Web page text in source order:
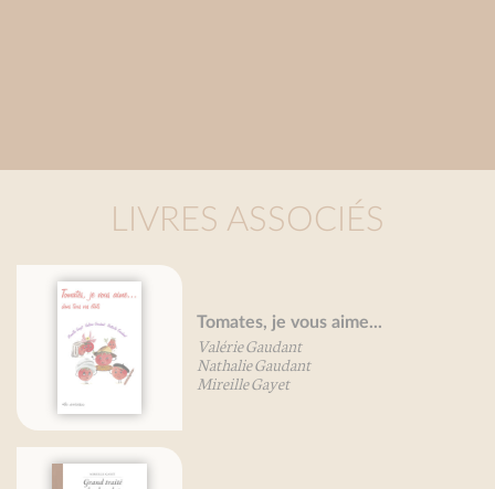
LIVRES ASSOCIÉS
Tomates, je vous aime...
Valérie Gaudant
Nathalie Gaudant
Mireille Gayet